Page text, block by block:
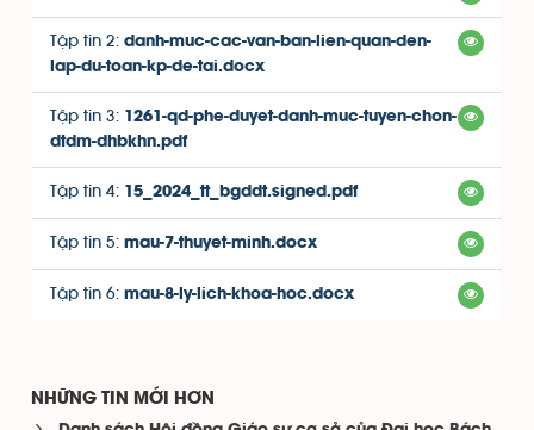
Tập tin 2: danh-muc-cac-van-ban-lien-quan-den-
lap-du-toan-kp-de-tai.docx
Tập tin 3: 1261-qd-phe-duyet-danh-muc-tuyen-chon-
dtdm-dhbkhn.pdf
Tập tin 4: 15_2024_tt_bgddt.signed.pdf
Tập tin 5: mau-7-thuyet-minh.docx
Tập tin 6: mau-8-ly-lich-khoa-hoc.docx
NHỮNG TIN MỚI HƠN